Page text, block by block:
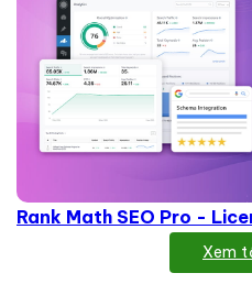
Rank Math SEO Pro -
Xem